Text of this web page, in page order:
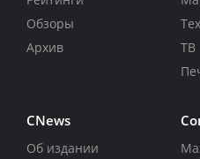
Обзоры
Архив
ТВ
CNews
Об издании